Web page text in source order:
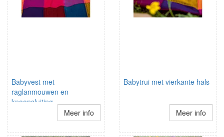
Babyvest met
raglanmouwen en
knoopsluiting
Meer info
Babytrui met vierkante hals
Meer info